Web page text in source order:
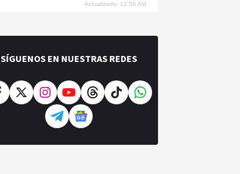
Actualizado: 12:56 AM
SÍGUENOS EN NUESTRAS REDES